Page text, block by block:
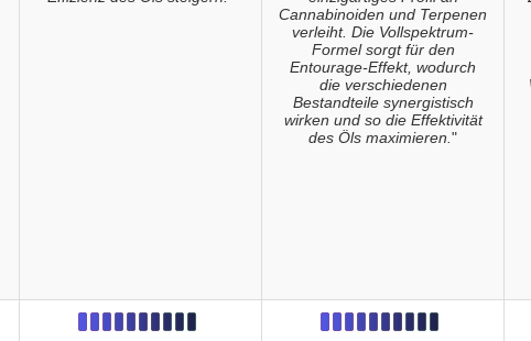
Cannabinoiden und Terpenen
verleiht. Die Vollspektrum-
Formel sorgt für den
Entourage-Effekt, wodurch
die verschiedenen
Bestandteile synergistisch
wirken und so die Effektivität
des Öls maximieren. "